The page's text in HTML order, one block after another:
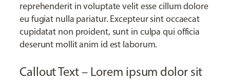
reprehenderit in voluptate velit esse cillum dolore
eu fugiat nulla pariatur. Excepteur sint occaecat
cupidatat non proident, sunt in culpa qui officia
deserunt mollit anim id est laborum.
Callout Text – Lorem ipsum dolor sit